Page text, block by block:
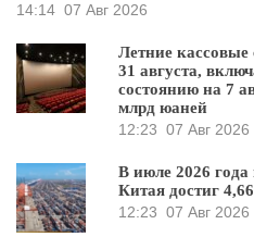
14:14 07 Авг 2026
Летние
31 августа,
состоянию на 7
млрд юаней
12:23 07 Авг 2026
В июле 2026
Китая достиг
12:23 07 Авг 2026